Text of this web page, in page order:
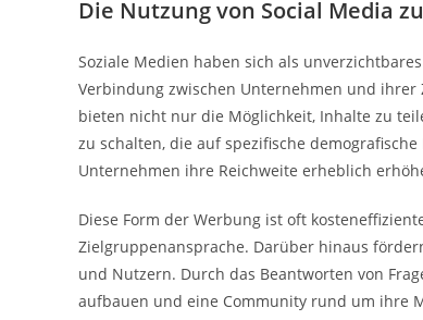
Die Nutzung von Social Media
Soziale Medien haben sich als
Verbindung zwischen Unternehmen und ihrer
bieten nicht nur die Möglichkeit, Inhalte zu
zu schalten, die auf spezifische
Unternehmen ihre Reichweite erheblich
Diese Form der Werbung ist oft
Zielgruppenansprache. Darüber hinaus
und Nutzern. Durch das Beantworten von
aufbauen und eine Community rund um ihre